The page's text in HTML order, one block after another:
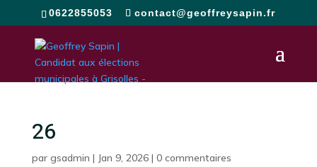
0622855053 contact@geoffreysapin.fr
26
par gsadmin | Jan 9, 2026| 0 commentaires